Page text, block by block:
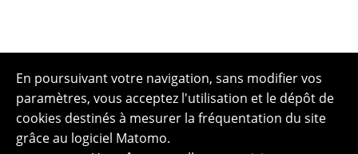
En poursuivant votre navigation, sans modifier vos
paramètres, vous acceptez l'utilisation et le dépôt de
cookies destinés à mesurer la fréquentation du site
grâce au logiciel Matomo.